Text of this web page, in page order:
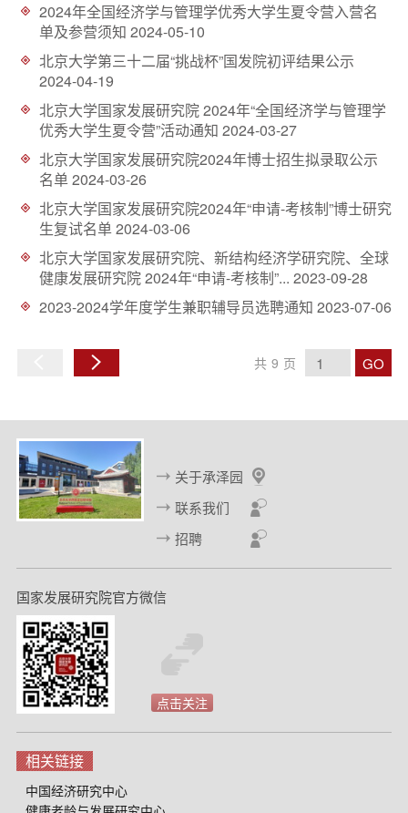
2024年全国经济学与管理学优秀大学生夏令营入营名
单及参营须知 2024-05-10
北京大学第三十二届“挑战杯”国发院初评结果公示
2024-04-19
北京大学国家发展研究院 2024年“全国经济学与管理学
优秀大学生夏令营”活动通知 2024-03-27
北京大学国家发展研究院2024年博士招生拟录取公示
名单2024-03-26
北京大学国家发展研究院2024年“申请-考核制”博士研究
生复试名单2024-03-06
北京大学国家发展研究院、新结构经济学研究院、全球
健康发展研究院 2024年“申请-考核制”... 2023-09-28
2023-2024学年度学生兼职辅导员选聘通知 2023-07-06
页
下
页
共 9 页 GO
关于承泽园
联系我们
招聘
国家发展研究院官方微信
点击关注
相关链接
中国经济研究中心